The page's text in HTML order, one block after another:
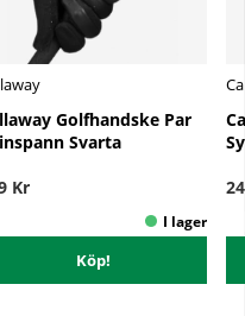
Golfhandske Par
Svarta
Kr
Köp!